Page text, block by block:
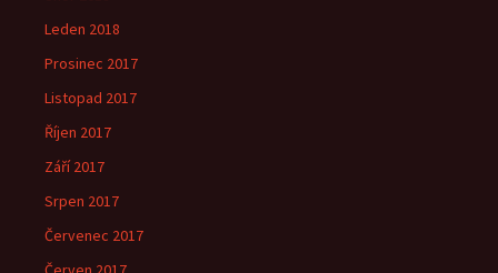
Leden 2018
Prosinec 2017
Listopad 2017
Říjen 2017
Září 2017
Srpen 2017
Červenec 2017